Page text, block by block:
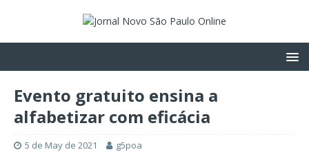
Evento gratuito ensina a
alfabetizar com eficácia
5 de May de 2021 g5poa